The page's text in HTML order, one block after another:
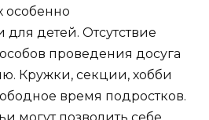
особенно
детей. Отсутствие
проведения досуга
Кружки, секции, хобби
время подростков.